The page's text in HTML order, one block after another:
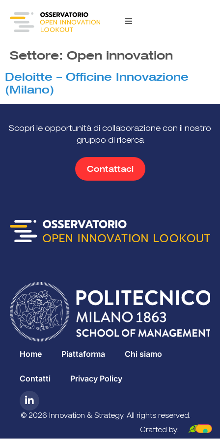
Settore: Open innovation
Deloitte – Officine Innovazione
(Milano)
Scopri le opportunità di collaborazione con il nostro
gruppo di ricerca
Contattaci
Home Piattaforma Chi siamo
Contatti Privacy Policy
© 2026 Innovation & Strategy. All rights reserved.
Crafted by: